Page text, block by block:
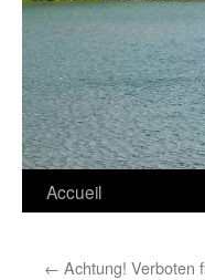
Accueil
← Achtung! Verboten